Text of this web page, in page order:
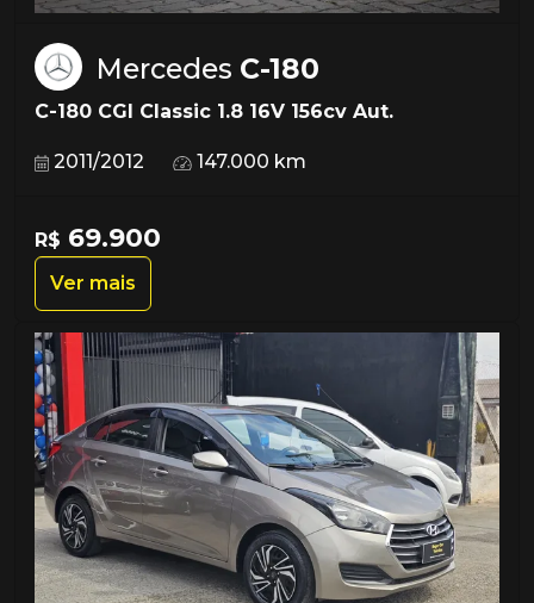
Mercedes C-180
C-180 CGI Classic 1.8 16V 156cv Aut.
2011/2012 147.000 km
R$ 69.900
Ver mais